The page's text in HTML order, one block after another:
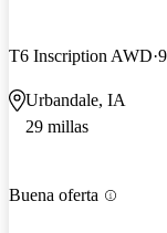
T6 Inscription AWD
Urbandale, IA
29 millas
Buena oferta